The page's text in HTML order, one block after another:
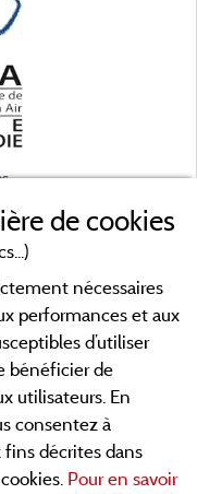
les fiches de nos
en Chartreuse,
, Annecy,
ici en ligne
de cookies
nécessaires
performances et aux
d’utiliser
bénéficier de
utilisateurs. En
consentez à
décrites dans
Pour en savoir